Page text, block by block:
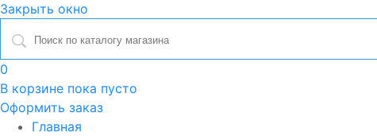
Закрыть окно
0
В корзине пока пусто
Оформить заказ
Главная